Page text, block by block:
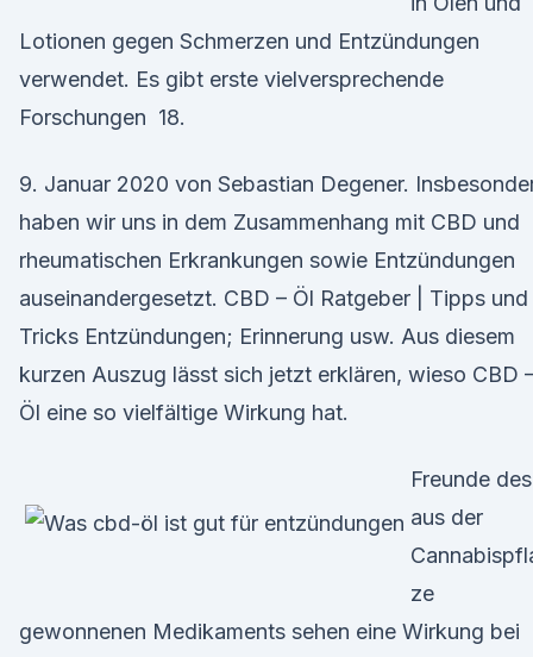
Lotionen gegen Schmerzen und Entzündungen
verwendet. Es gibt erste vielversprechende
Forschungen 18.
9. Januar 2020 von Sebastian Degener.
haben wir uns in dem Zusammenhang mit CBD und
rheumatischen Erkrankungen sowie Entzündungen
auseinandergesetzt. CBD – Öl Ratgeber | Tipps und
Tricks Entzündungen; Erinnerung usw. Aus diesem
kurzen Auszug lässt sich jetzt erklären, wieso CBD
Öl eine so vielfältige Wirkung hat.
Freunde des
aus der
ze
gewonnenen Medikaments sehen eine Wirkung bei